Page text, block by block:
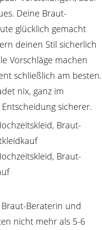
Deine Braut-
glücklich gemacht
deinen Stil sicherlich
Vorschläge machen
schließlich am besten.
nix, ganz im
sicherer.
Beraterin und
nicht mehr als 5-6